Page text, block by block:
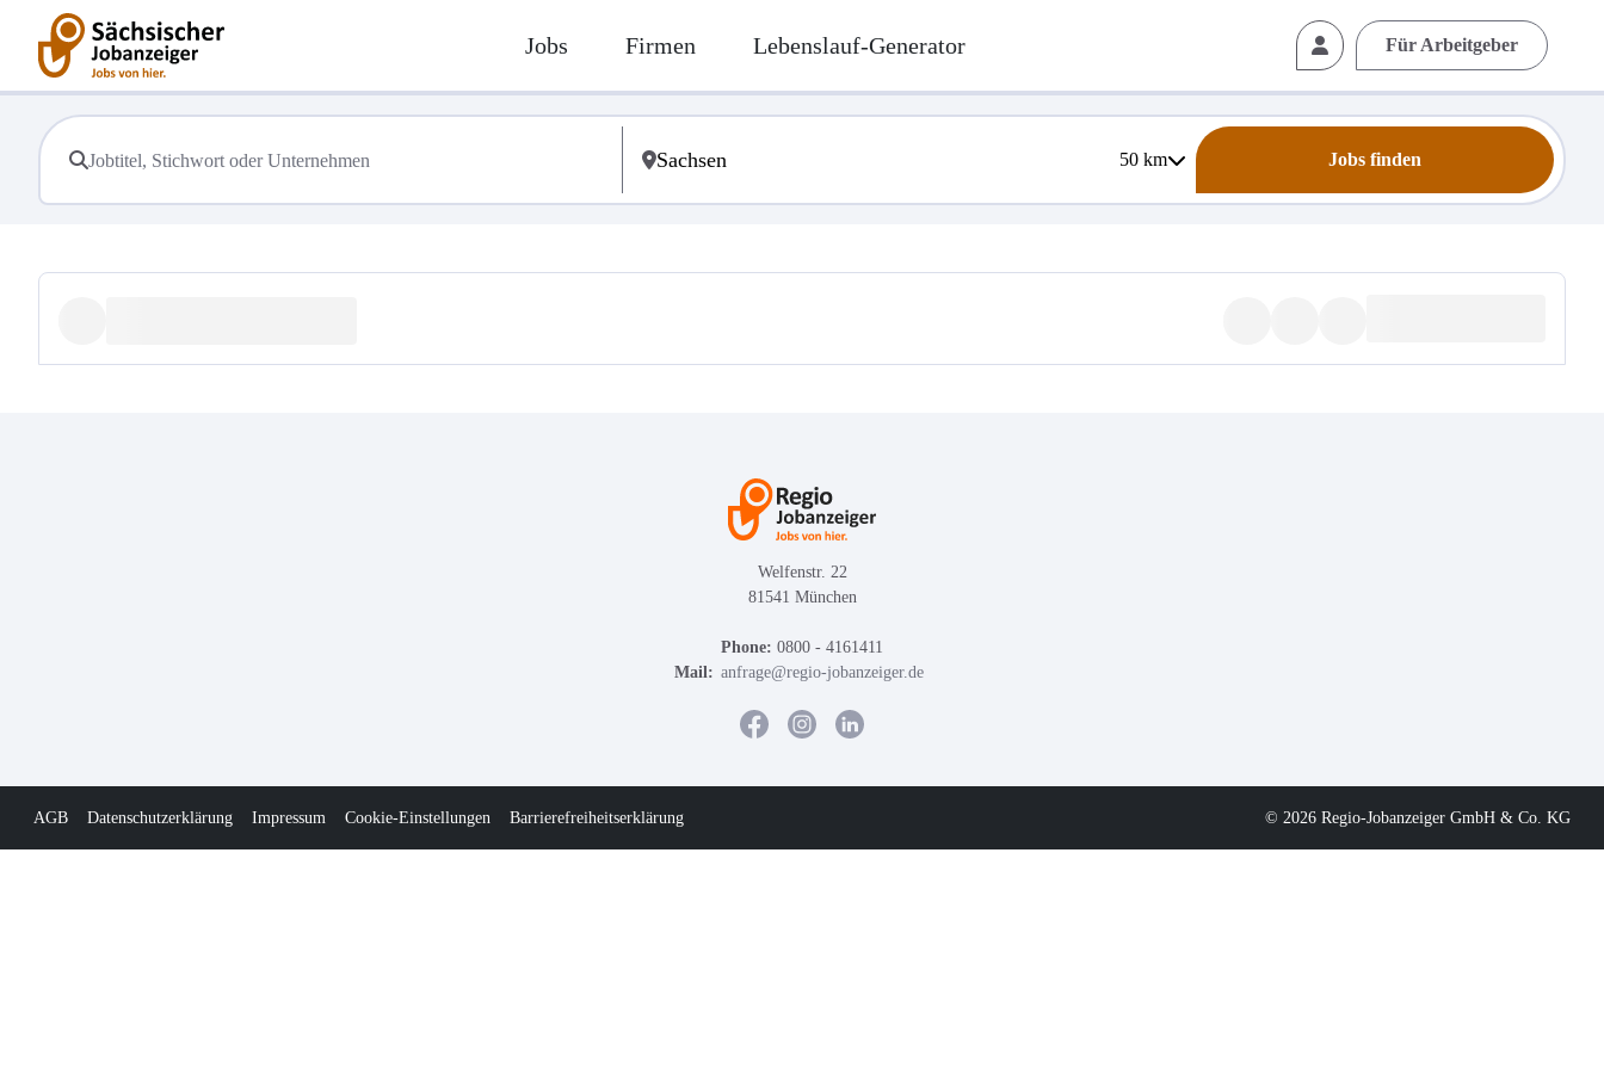
Jobs Firmen Lebenslauf-Generator Für Arbeitgeber
50km Jobs finden
Welfenstr. 22
81541 München
Phone: 0800 - 4161411
Mail: anfrage@regio-jobanzeiger.de
AGB Datenschutzerklärung Impressum Cookie-Einstellungen Barrierefreiheitserklärung © 2026 Regio-Jobanzeiger GmbH & Co. KG